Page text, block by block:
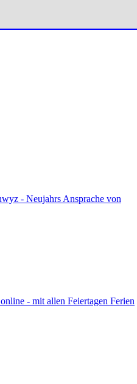
- Neujahrs Ansprache von
- mit allen Feiertagen Ferien